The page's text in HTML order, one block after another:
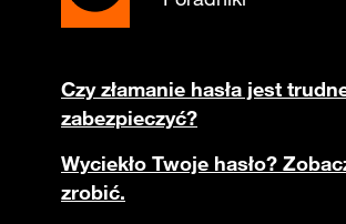
Czy złamanie hasła jest
zabezpieczyć?
Wyciekło Twoje hasło?
zrobić.